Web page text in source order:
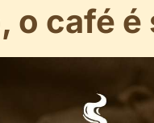
o café é